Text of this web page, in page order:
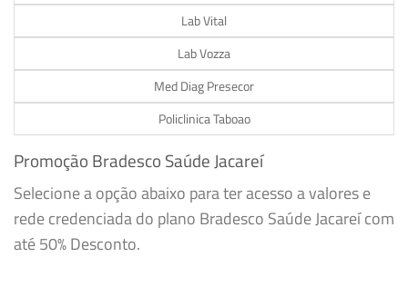
Lab Vital
Lab Vozza
Med Diag Presecor
Policlinica Taboao
Promoção Bradesco Saúde Jacareí
Selecione a opção abaixo para ter acesso a valores e
rede credenciada do plano Bradesco Saúde Jacareí com
até 50% Desconto.